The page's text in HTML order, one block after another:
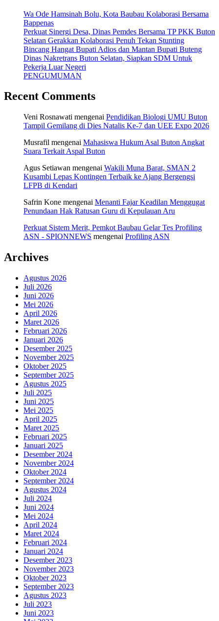
Wa Ode Hamsinah Bolu, Kota Baubau Kolaborasi Bersama
Bappenas
Perkuat Sinergi Desa, Dinas Pemdes Bersama TP PKK Buton
Selatan Gerakkan Kolaborasi Penuh Tekan Stunting
Bincang Hangat Bupati Adios dan Mantan Bupati Buteng
Dinas Nakretrans Buton Selatan, Siapkan SDM Untuk
Pekerja Luar Negeri
PENGUMUMAN
Recent Comments
Veni Rosnawati mengenai Pendidikan Biologi UMU Buton
Tampil Gemilang di Dies Natalis Ke-7 dan UEE Expo 2026
Musrafil mengenai Mahasiswa Hukum Asal Buton Angkat
Suara Terkait Aspal Buton
Agus Setiawan mengenai Wakili Muna Barat, SMAN 2
Kusambi Lepas Kontingen Terbaik ke Ajang Bergengsi
LFPB di Kendari
Safrin Kone mengenai Menanti Fajar Keadilan Menggugat
Penundaan Hak Ratusan Guru di Kepulauan Aru
Perkuat Sistem Merit, Pemkot Baubau Gelar Tes Profiling
ASN - SPIONNEWS mengenai Profiling ASN
Archives
Agustus 2026
Juli 2026
Juni 2026
Mei 2026
April 2026
Maret 2026
Februari 2026
Januari 2026
Desember 2025
November 2025
Oktober 2025
September 2025
Agustus 2025
Juli 2025
Juni 2025
Mei 2025
April 2025
Maret 2025
Februari 2025
Januari 2025
Desember 2024
November 2024
Oktober 2024
September 2024
Agustus 2024
Juli 2024
Juni 2024
Mei 2024
April 2024
Maret 2024
Februari 2024
Januari 2024
Desember 2023
November 2023
Oktober 2023
September 2023
Agustus 2023
Juli 2023
Juni 2023